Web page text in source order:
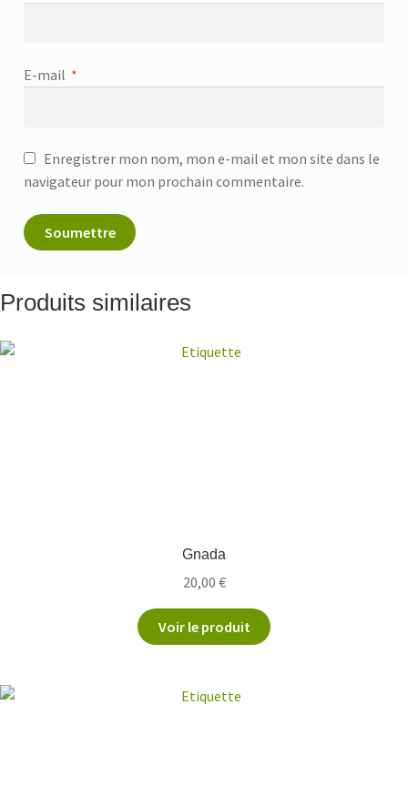
E-mail *
Enregistrer mon nom, mon e-mail et mon site dans le
navigateur pour mon prochain commentaire.
Produits similaires
Gnada
20,00 €
Voir le produit